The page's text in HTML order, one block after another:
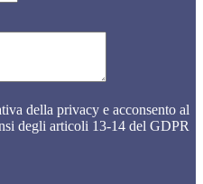
della privacy e acconsento al
degli articoli 13-14 del GDPR